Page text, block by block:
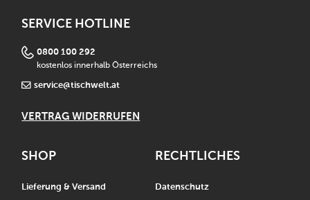
SERVICE HOTLINE
0800 100 292
kostenlos innerhalb Österreichs
service@tischwelt.at
VERTRAG WIDERRUFEN
SHOP
Lieferung & Versand
RECHTLICHES
Datenschutz